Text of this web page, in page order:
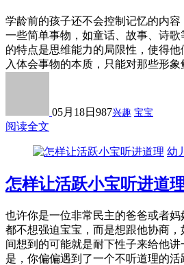
学龄前的孩子还不会控制记忆的内
一些简单事物，如童话、故事、诗
的特点是思维能力的局限性，使得
入体会事物的本质，只能对那些形象
05月18日 987兴趣 宝宝
阅读全文
幼
怎样让活跃小宝听进道
也许你是一位非常民主的爸爸或者
都不想强迫宝宝，而是想跟他协商
间想到的可能就是耐下性子来给他
是，你偏偏遇到了一个不听道理的活